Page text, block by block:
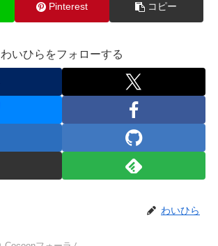
Pinterest コピー
わいひらをフォローする
わいひら